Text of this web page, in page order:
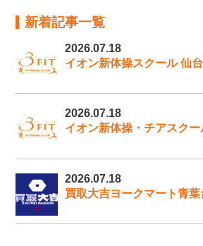
新着記事一覧
2026.07.18
イオン新体操スクール 仙
2026.07.18
イオン新体操・チアスクー
2026.07.18
買取大吉ヨークマート青葉